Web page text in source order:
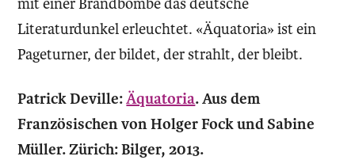
Literaturdunkel erleuchtet. «Äquatoria» ist ein
Pageturner, der bildet, der strahlt, der bleibt.
Patrick Deville:Äquatoria. Aus dem
Französischen von Holger Fock und Sabine
Müller.Zürich: Bilger, 2013.